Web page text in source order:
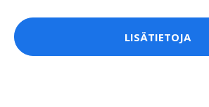
LISÄTIETOJA